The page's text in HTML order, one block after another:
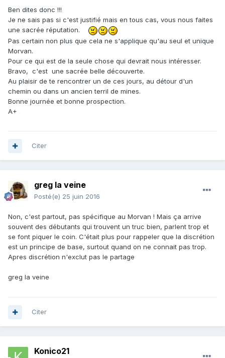
Ben dites donc !!!
Je ne sais pas si c'est justifié mais en tous cas, vous nous faites
une sacrée réputation.
Pas certain non plus que cela ne s'applique qu'au seul et unique
Morvan.
Pour ce qui est de la seule chose qui devrait nous intéresser.
Bravo, c'est une sacrée belle découverte.
Au plaisir de te rencontrer un de ces jours, au détour d'un
chemin ou dans un ancien terril de mines.
Bonne journée et bonne prospection.
A+
Citer
greg la veine
Posté(e) 25 juin 2016
Non, c'est partout, pas spécifique au Morvan ! Mais ça arrive
souvent des débutants qui trouvent un truc bien, parlent trop et
se font piquer le coin. C'était plus pour rappeler que la discrétion
est un principe de base, surtout quand on ne connait pas trop.
Apres discrétion n'exclut pas le partage
greg la veine
Citer
Konico21